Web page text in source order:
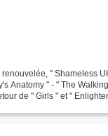
" Shameless
Anatomy " - " The
de " Girls " et "